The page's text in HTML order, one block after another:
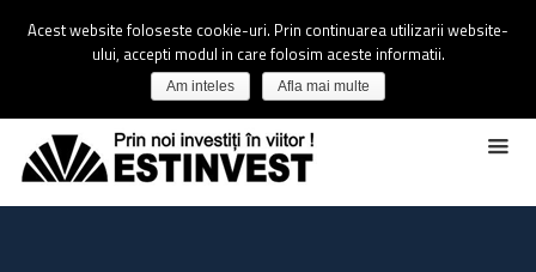
Acest website foloseste cookie-uri. Prin continuarea utilizarii website-
ului, accepti modul in care folosim aceste informatii.
Am inteles Afla mai multe